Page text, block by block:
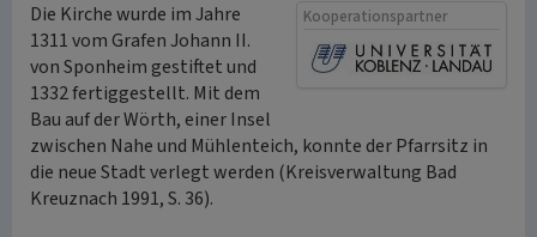
Kooperationspartner
Die Kirche wurde im Jahre
1311 vom Grafen Johann II.
von Sponheim gestiftet und
1332 fertiggestellt. Mit dem
Bau auf der Wörth, einer Insel
zwischen Nahe und Mühlenteich, konnte der Pfarrsitz in
die neue Stadt verlegt werden (Kreisverwaltung Bad
Kreuznach 1991, S. 36).